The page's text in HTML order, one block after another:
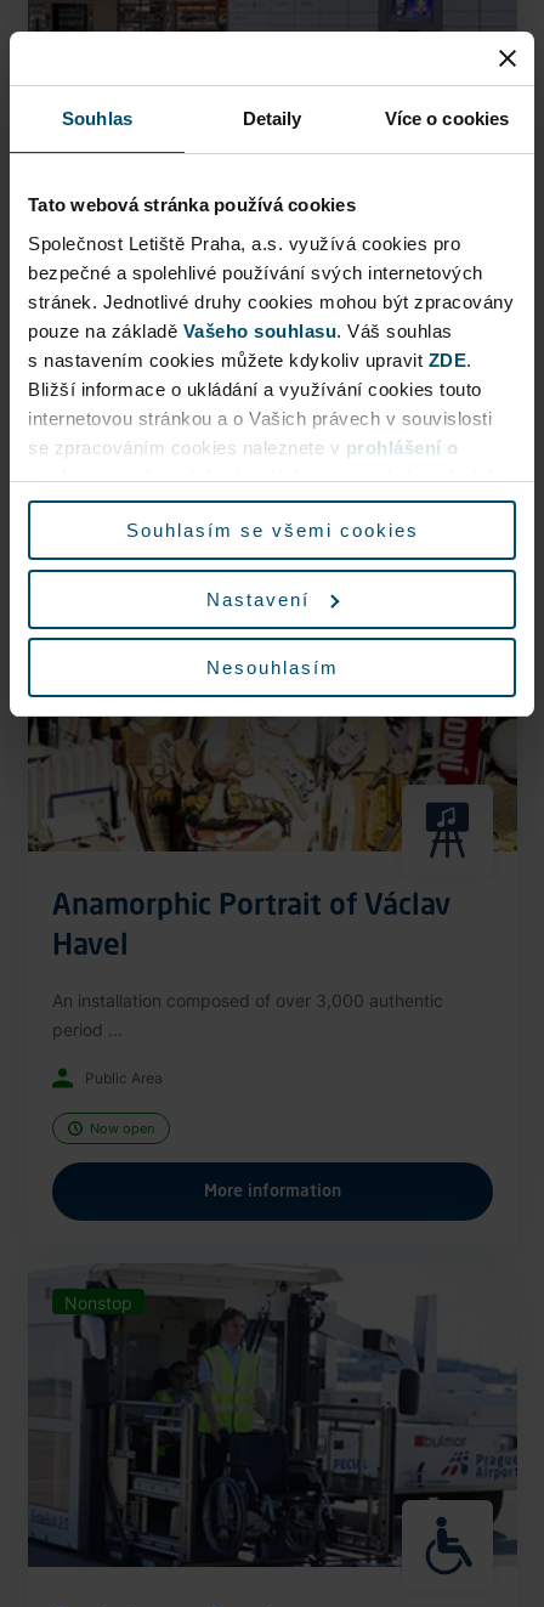
Souhlas Detaily Více o cookies
Tato webová stránka používá cookies
Společnost Letiště Praha, a.s. využívá cookies pro
bezpečné a spolehlivé používání svých internetových
stránek. Jednotlivé druhy cookies mohou být zpracovány
pouze na základě Vašeho souhlasu. Váš souhlas
s nastavením cookies můžete kdykoliv upravit ZDE.
Bližší informace o ukládání a využívání cookies touto
internetovou stránkou a o Vašich právech v souvislosti
se zpracováním cookies naleznete v prohlášení o
cookiesa v obecných zásadáchzpracování osobních
údajů.
Souhlasím se všemi cookies
Nastavení
Nesouhlasím
AlzaBox
Pick up conveniently and nonstop from AlzaBox ...
Public Area
Now open
Anamorphic Portrait of Václav
Havel
An installation composed of over 3,000 authentic
period ...
Public Area
Now open
More information
Nonstop